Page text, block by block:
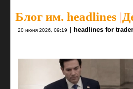
Блог им. headlines |
20 июня 2026, 09:19 | headlines for